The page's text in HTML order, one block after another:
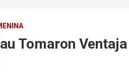
Tomaron Ventaja